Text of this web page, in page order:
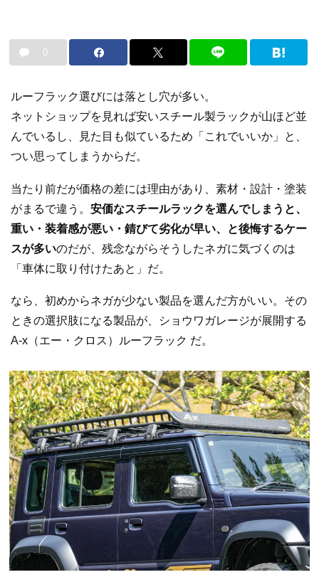
0
ルーフラック選びには落とし穴が多い。
ネットショップを見れば安いスチール製ラックが山ほど並
んでいるし、見た目も似ているため「これでいいか」と、
つい思ってしまうからだ。
当たり前だが価格の差には理由があり、素材・設計・塗装
がまるで違う。 安価なスチールラックを選んでしまうと、
重い・装着感が悪い・錆びて劣化が早い、と後悔するケー
スが多いのだが、残念ながらそうしたネガに気づくのは
「車体に取り付けたあと」だ。
なら、初めからネガが少ない製品を選んだ方がいい。その
ときの選択肢になる製品が、ショウワガレージが展開する
A-x（エー・クロス）ルーフラック だ。